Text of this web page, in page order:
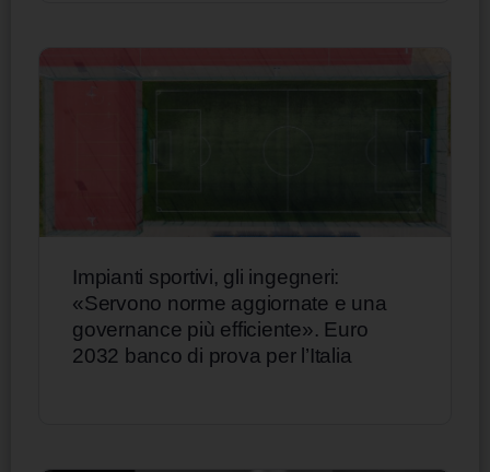
Impianti sportivi, gli ingegneri:
«Servono norme aggiornate e una
governance più efficiente». Euro
2032 banco di prova per l’Italia